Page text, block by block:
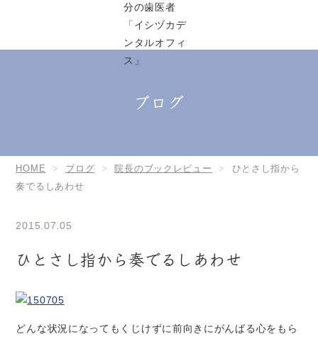
ブログ
HOME ブログ 院長のブックレビュー
ひとさし指から
奏でるしあわせ
2015.07.05
ひとさし指から奏でるしあわせ
どんな状況になってもくじけずに前向きにがんばる心をもら